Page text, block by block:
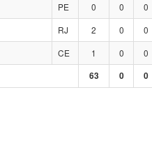
PE 0 0 0
RJ 2 0 0
CE 1 0 0
63 0 0